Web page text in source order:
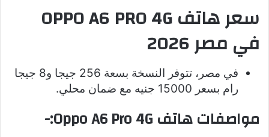
سعر هاتف OPPO A6 PRO 4G
في مصر 2026
في مصر، تتوفر النسخة بسعة 256 جيجا و8 جيجا
رام بسعر 15000 جنيه مع ضمان محلي.
مواصفات هاتف Oppo A6 Pro 4G:-